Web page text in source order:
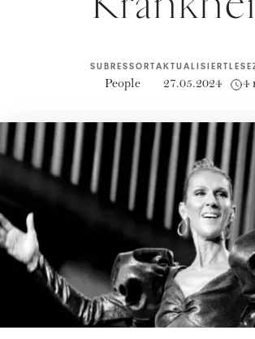
SUBRESSORT
People
AKTUALISIERT
27.05.2024 4